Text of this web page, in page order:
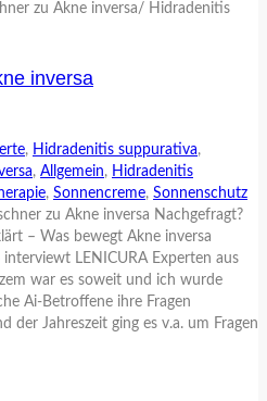
inversa
, Hidradenitis suppurativa,
, Allgemein, Hidradenitis
, Sonnencreme, Sonnenschutz
zu Akne inversa Nachgefragt?
– Was bewegt Akne inversa
LENICURA Experten aus
war es soweit und ich wurde
Ai-Betroffene ihre Fragen
der Jahreszeit ging es v.a. um Fragen